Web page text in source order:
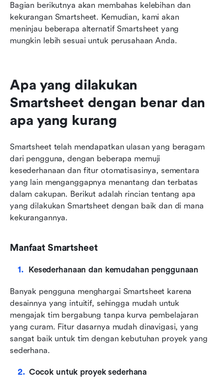
Bagian berikutnya akan membahas kelebihan dan
kekurangan Smartsheet. Kemudian, kami akan
meninjau beberapa alternatif Smartsheet yang
mungkin lebih sesuai untuk perusahaan Anda.
Apa yang dilakukan
Smartsheet dengan benar dan
apa yang kurang
Smartsheet telah mendapatkan ulasan yang beragam
dari pengguna, dengan beberapa memuji
kesederhanaan dan fitur otomatisasinya, sementara
yang lain menganggapnya menantang dan terbatas
dalam cakupan. Berikut adalah rincian tentang apa
yang dilakukan Smartsheet dengan baik dan di mana
kekurangannya.
Manfaat Smartsheet
Kesederhanaan dan kemudahan penggunaan
Banyak pengguna menghargai Smartsheet karena
desainnya yang intuitif, sehingga mudah untuk
mengajak tim bergabung tanpa kurva pembelajaran
yang curam. Fitur dasarnya mudah dinavigasi, yang
sangat baik untuk tim dengan kebutuhan proyek yang
sederhana.
Cocok untuk proyek sederhana